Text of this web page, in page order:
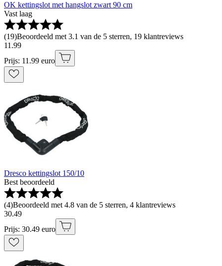
OK kettingslot met hangslot zwart 90 cm
Vast laag
(19)Beoordeeld met 3.1 van de 5 sterren, 19 klantreviews
11 .99
Prijs: 11.99 euro
Dresco kettingslot 150/10
Best beoordeeld
(4)Beoordeeld met 4.8 van de 5 sterren, 4 klantreviews
30.49
Prijs: 30.49 euro